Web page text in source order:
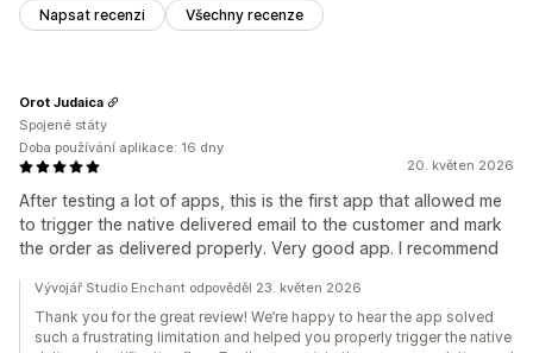
Napsat recenzi Všechny recenze
20. květen 2026
After testing a lot of apps, this is the first app that allowed me
to trigger the native delivered email to the customer and mark
the order as delivered properly. Very good app. I recommend
Orot Judaica
Spojené státy
Doba používání aplikace: 16 dny
Vývojář Studio Enchant odpověděl 23. květen 2026
Thank you for the great review! We’re happy to hear the app solved
such a frustrating limitation and helped you properly trigger the native